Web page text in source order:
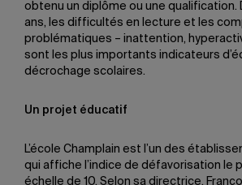
obtenu un diplôme ou une qualification.
ans, les difficultés en lecture et les
problématiques – inattention,
sont les plus importants indicateurs
décrochage scolaires.
Un projet éducatif
L’école Champlain est l’un des
qui affiche l’indice de défavorisation le
échelle de 10. Selon sa directrice,